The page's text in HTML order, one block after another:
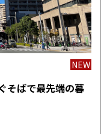
NEW
そばで最先端の暮